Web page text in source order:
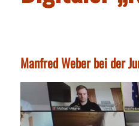
Manfred Weber bei der